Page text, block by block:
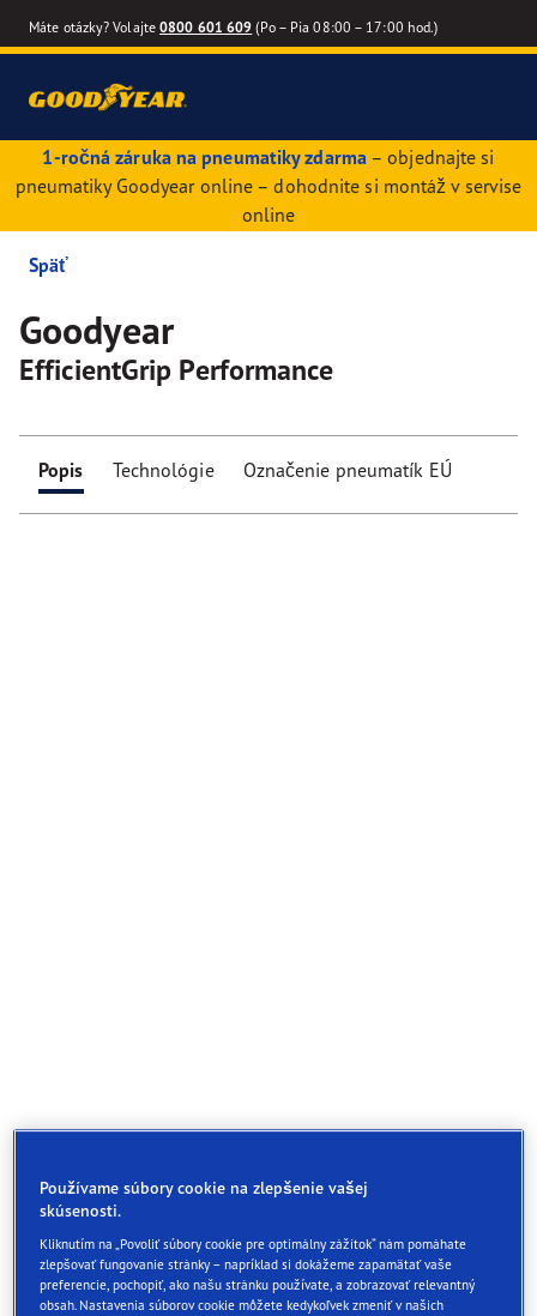
Máte otázky? Volajte0800 601 609 (Po – Pia 08:00 – 17:00 hod.)
1-ročná záruka na pneumatiky zdarma– objednajte si
pneumatiky Goodyear online – dohodnite si montáž v servise
online
Späť
Goodyear
EfficientGrip Performance
Popis Technológie Označenie pneumatík EÚ
Používame súbory cookie na zlepšenie vašej
skúsenosti.
Kliknutím na „Povoliť súbory cookie pre optimálny zážitok“ nám pomáhate
zlepšovať fungovanie stránky – napríklad si dokážeme zapamätať vaše
preferencie, pochopiť, ako našu stránku používate, a zobrazovať relevantný
obsah. Nastavenia súborov cookie môžete kedykoľvek zmeniť v našich